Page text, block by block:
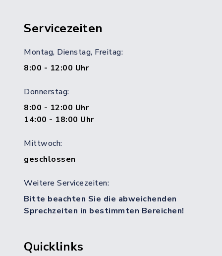
Servicezeiten
Montag, Dienstag, Freitag:
8:00 - 12:00 Uhr
Donnerstag:
8:00 - 12:00 Uhr
14:00 - 18:00 Uhr
Mittwoch:
geschlossen
Weitere Servicezeiten:
Bitte beachten Sie die abweichenden
Sprechzeiten in bestimmten Bereichen!
Quicklinks